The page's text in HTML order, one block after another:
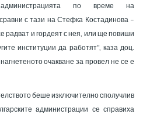
по време на
с тази на Стефка Костадинова –
радват и гордеят с нея, или ще повиши
институции да работят“, каза доц.
очакване за провел не се е
беше изключително сполучлив
администрации се справиха